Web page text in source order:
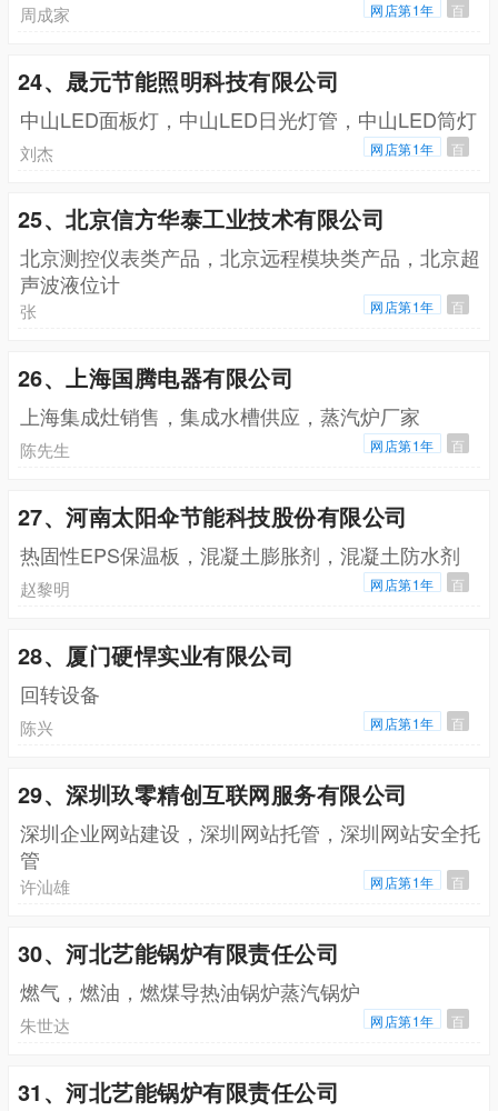
周成家 网店第1年 百
24、晟元节能照明科技有限公司
中山LED面板灯，中山LED日光灯管，中山LED筒灯
刘杰 网店第1年 百
25、北京信方华泰工业技术有限公司
北京测控仪表类产品，北京远程模块类产品，北京超
声波液位计
张 网店第1年 百
26、上海国腾电器有限公司
上海集成灶销售，集成水槽供应，蒸汽炉厂家
陈先生 网店第1年 百
27、河南太阳伞节能科技股份有限公司
热固性EPS保温板，混凝土膨胀剂，混凝土防水剂
赵黎明 网店第1年 百
28、厦门硬悍实业有限公司
回转设备
陈兴 网店第1年 百
29、深圳玖零精创互联网服务有限公司
深圳企业网站建设，深圳网站托管，深圳网站安全托
管
许汕雄 网店第1年 百
30、河北艺能锅炉有限责任公司
燃气，燃油，燃煤导热油锅炉蒸汽锅炉
朱世达 网店第1年 百
31、河北艺能锅炉有限责任公司